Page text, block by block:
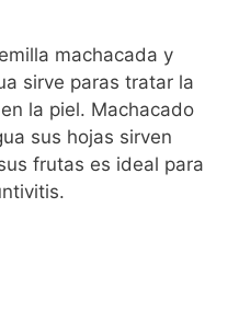
machacada y
sirve paras tratar la
la piel. Machacado
sus hojas sirven
frutas es ideal para